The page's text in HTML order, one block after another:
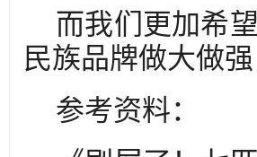
而我们更加希
民族品牌做大做强
参考资料：